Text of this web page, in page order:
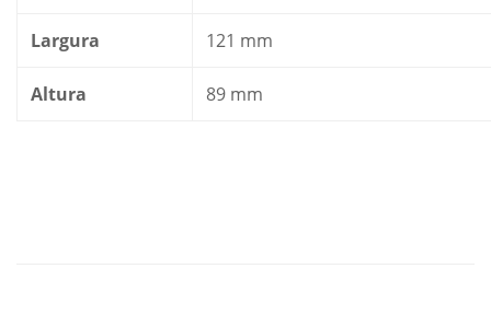
Largura 121 mm
Altura 89 mm